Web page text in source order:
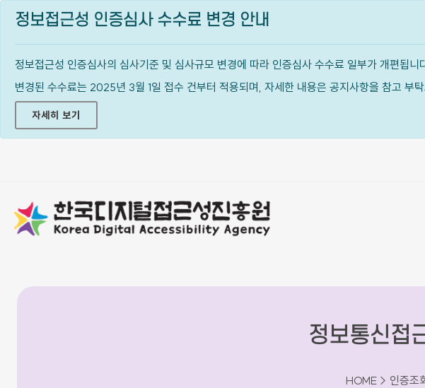
정보접근성 인증심사 수수료 변경 안내
정보접근성 인증심사의 심사기준 및 심사규모 변경에 따라 인증심사 수수료 일부가 개편됩니
변경된 수수료는 2025년 3월 1일 접수 건부터 적용되며, 자세한 내용은 공지사항을 참고 부
자세히 보기
정보통신접
HOME > 인증조